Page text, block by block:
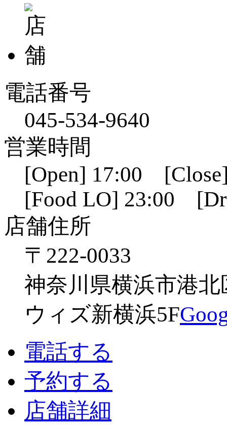
電話番号
045-534-9640
営業時間
[Open] 17:00
[Food LO] 23:00
店舗住所
〒222-0033
神奈川県横浜市港北
ウィズ新横浜5F
電話する
予約する
店舗詳細